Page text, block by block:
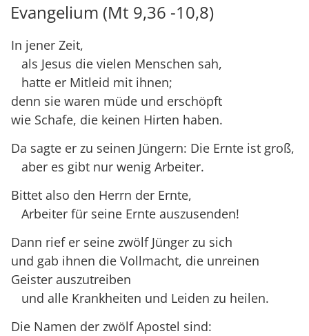
Evangelium (Mt 9,36 -10,8)
In jener Zeit,
als Jesus die vielen Menschen sah,
hatte er Mitleid mit ihnen;
denn sie waren müde und erschöpft
wie Schafe, die keinen Hirten haben.
Da sagte er zu seinen Jüngern: Die Ernte ist groß,
aber es gibt nur wenig Arbeiter.
Bittet also den Herrn der Ernte,
Arbeiter für seine Ernte auszusenden!
Dann rief er seine zwölf Jünger zu sich
und gab ihnen die Vollmacht, die unreinen
Geister auszutreiben
und alle Krankheiten und Leiden zu heilen.
Die Namen der zwölf Apostel sind: